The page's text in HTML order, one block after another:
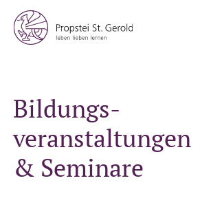
Bildungs-
veranstaltungen
& Seminare